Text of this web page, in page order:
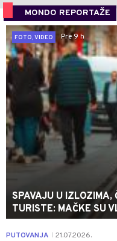
MONDO REPORTAŽE
FOTO, VIDEO
Pre 9 h
SPAVAJU U IZLOZIMA,
TURISTE: MAČKE SU
PUTOVANJA 21.07.2026.